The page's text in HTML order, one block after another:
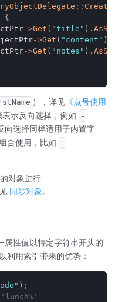
::
{
->Get ( "title" ) .
->Get ( "content" )
->Get ( "notes" ) .
），详见 《点号使用
示反向选择，例如
-
向选择同样适用于内置字
合使用，比如 -
对象进行
同步对象 。
属性值以特定字符串开头的
利用索引带来的优势：
) ;